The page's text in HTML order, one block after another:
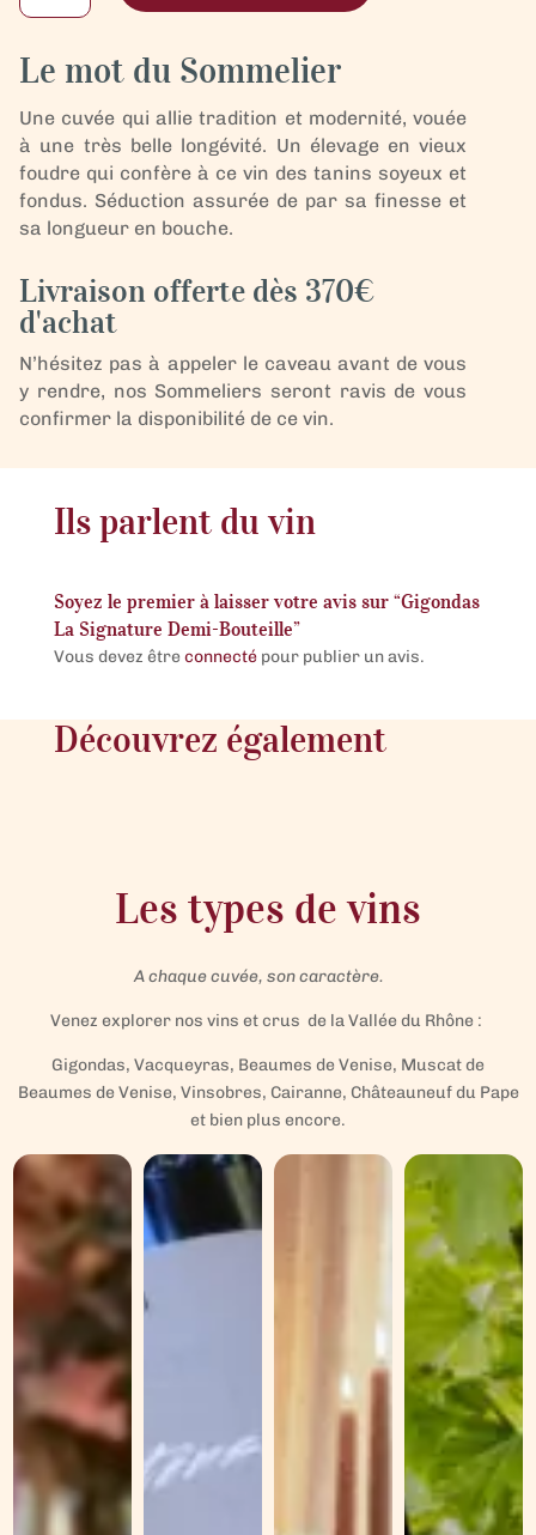
Gigondas
Signature
Bouteille
Le mot du Sommelier
Une cuvée qui allie tradition et modernité, vouée
à une très belle longévité. Un élevage en vieux
foudre qui confère à ce vin des tanins soyeux et
fondus. Séduction assurée de par sa finesse et
sa longueur en bouche.
Livraison offerte dès 370€
d'achat
N’hésitez pas à appeler le caveau avant de vous
y rendre, nos Sommeliers seront ravis de vous
confirmer la disponibilité de ce vin.
Ils parlent du vin
Soyez le premier à laisser votre avis sur “Gigondas
La Signature Demi-Bouteille”
Vous devez êtreconnectépour publier un avis.
Découvrez également
Les types de vins
A chaque cuvée, son caractère.
Venez explorer nos vins et crus de la Vallée du Rhône :
Gigondas, Vacqueyras, Beaumes de Venise, Muscat de
Beaumes de Venise, Vinsobres, Cairanne, Châteauneuf du Pape
et bien plus encore.